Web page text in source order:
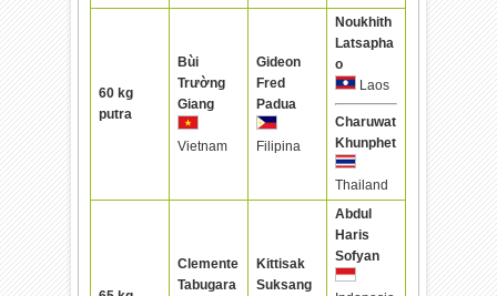
60 kg
putra
Bùi
Trường
Giang
Vietnam
Gideon
Fred
Padua
Filipina
Noukhith
Latsapha
o
Laos
Charuwat
Khunphet
Thailand
Clemente
Tabugara
Kittisak
Suksang
Abdul
Haris
Sofyan